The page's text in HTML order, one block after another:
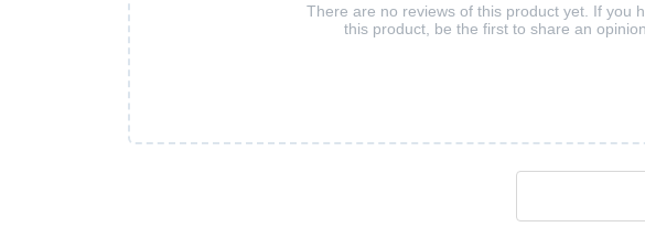
There are no reviews of this product yet. If you
this product, be the first to share an